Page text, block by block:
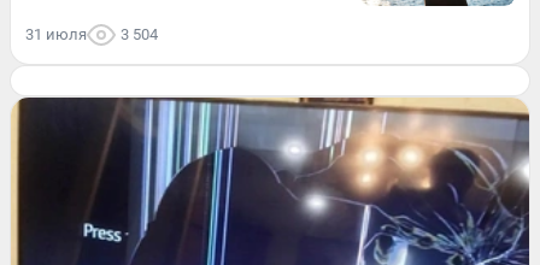
31 июля 3 504